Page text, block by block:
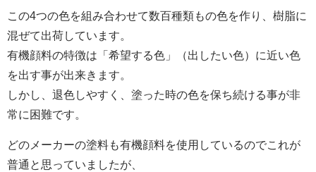
この4つの色を組み合わせて数百種類もの色を作り、樹脂に
混ぜて出荷しています。
有機顔料の特徴は「希望する色」（出したい色）に近い色
を出す事が出来きます。
しかし、退色しやすく、塗った時の色を保ち続ける事が非
常に困難です。
どのメーカーの塗料も有機顔料を使用しているのでこれが
普通と思っていましたが、